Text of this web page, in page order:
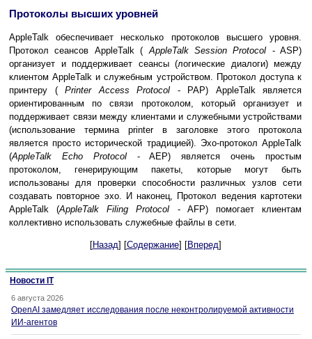
Протоколы высших уровней
AppleTalk обеспечивает несколько протоколов высшего уровня.
Протокол сеансов AppleTalk (AppleTalk Session Protocol - ASP)
организует и поддерживает сеансы (логические диалоги) между
клиентом AppleTalk и служебным устройством. Протокол доступа к
принтеру ( Printer Access Protocol - РАР) AppleTalk является
ориентированным по связи протоколом, который организует и
поддерживает связи между клиентами и служебными устройствами
(использование термина printer в заголовке этого протокола
является просто исторической традицией). Эхо-протокол AppleTalk
(AppleTalk Echo Protocol- AEP) является очень простым
протоколом, генерирующим пакеты, которые могут быть
использованы для проверки способности различных узлов сети
создавать повторное эхо. И наконец, Протокол ведения картотеки
AppleTalk (AppleTalk Filing Protocol - AFP) помогает клиентам
коллективно использовать служебные файлы в сети.
[Назад] [Содержание] [Вперед]
Новости IT
6 августа 2026
OpenAI замедляет исследования после неконтролируемой активности
ИИ-агентов